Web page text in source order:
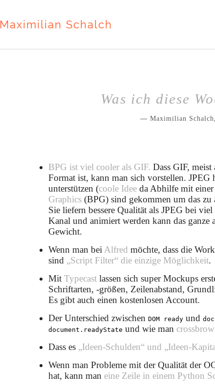
Maximilian Schalch
Was ich diese
Maximilian Schalch,
BPG ist viel cooler als GIF. Dass GIF,
Format ist, kann man sich vorstellen. JPEG
unterstützen (coole Idee da Abhilfe mit
Graphics (BPG) sind gekommen um das zu
Sie liefern bessere Qualität als JPEG bei
Kanal und animiert werden kann das
Gewicht.
Wenn man bei Alfred möchte, dass die
sind „Script Filter“ die einzige Möglichkeit.
MitTypecast lassen sich super Mockups
Schriftarten, -größen, Zeilenabstand,
Es gibt auch einen kostenlosen Account.
Der Unterschied zwischenDOM ready und
document.readyState und wie man
Dass es „Ideen-Schulden“ und „Ideen-
Wenn man Probleme mit der Qualität der
hat, kann man eine Zeile in einem Python